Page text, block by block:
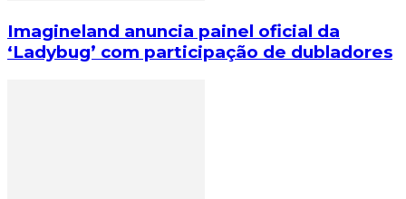
Imagineland anuncia painel oficial da
‘Ladybug’ com participação de dubladores